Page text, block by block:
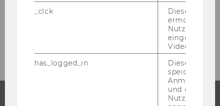
_clck
Dieses Cookie
ermöglicht
Nutzung des
Video Players
has_logged_in
Dieses Cookie
speichert
und ob sich
Nutzer*in